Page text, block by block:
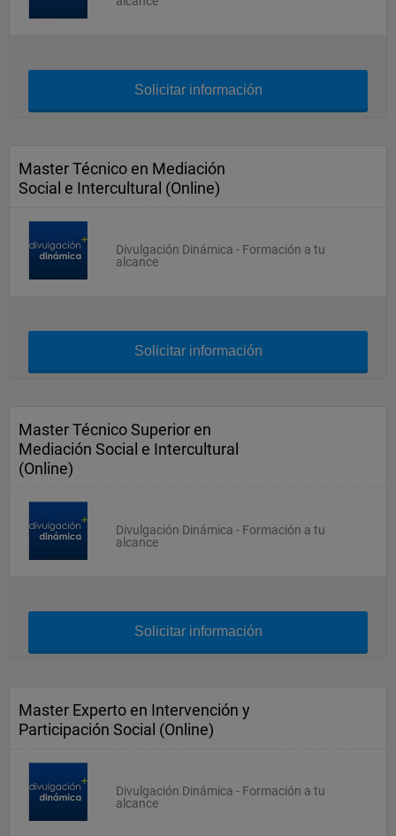
Solicitar información
Master Técnico en Mediación
Social e Intercultural (Online)
Divulgación Dinámica - Formación a tu
alcance
Solicitar información
Master Técnico Superior en
Mediación Social e Intercultural
(Online)
Divulgación Dinámica - Formación a tu
alcance
Solicitar información
Master Experto en Intervención y
Participación Social (Online)
Divulgación Dinámica - Formación a tu
alcance